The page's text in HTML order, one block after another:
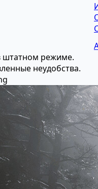
штатном режиме.
неудобства.